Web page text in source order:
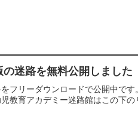
迷路を無料公開しました
フリーダウンロードで公開中で
教育アカデミー迷路館はこの下の